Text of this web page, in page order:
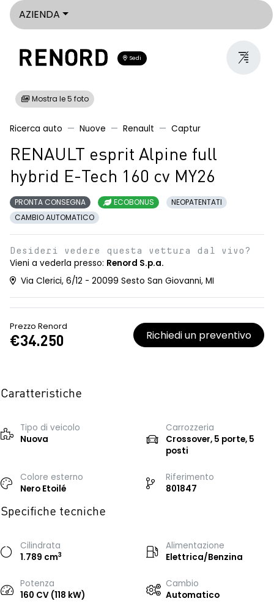
AZIENDA
Sedi
Mostra le 5 foto
Ricerca auto Nuove Renault Captur
RENAULT esprit Alpine full
hybrid E-Tech 160 cv MY26
PRONTA CONSEGNA ECOBONUS
NEOPATENTATI
CAMBIO AUTOMATICO
Desideri vedere questa vettura dal vivo?
Vieni a vederla presso: Renord S.p.a.
Via Clerici, 6/12 - 20099 Sesto San Giovanni, MI
Prezzo Renord
€34.250 Richiedi un preventivo
Caratteristiche
Tipo di veicolo
Nuova
Carrozzeria
Crossover, 5 porte, 5
posti
Colore esterno
Nero Etoilé
Riferimento
801847
Specifiche tecniche
Cilindrata
1.789 cm3
Alimentazione
Elettrica/Benzina
Potenza
160 CV (118 kW)
Cambio
Automatico